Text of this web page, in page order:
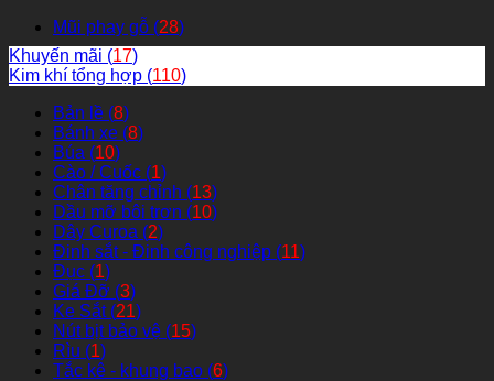
Mũi phay gỗ (28)
Khuyến mãi (17)
Kim khí tổng hợp (110)
Bản lề (8)
Bánh xe (8)
Búa (10)
Cào / Cuốc (1)
Chân tăng chỉnh (13)
Dầu mỡ bôi trơn (10)
Dây Curoa (2)
Đinh sắt - Đinh công nghiệp (11)
Đục (1)
Giá Đỡ (3)
Ke Sắt (21)
Nút bịt bảo vệ (15)
Rìu (1)
Tắc kê - khung bao (6)